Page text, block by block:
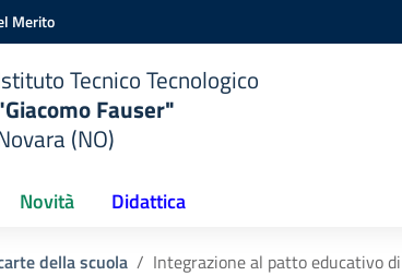
Merito
Tecnico Tecnologico
Fauser"
(NO)
Novità Didattica
della scuola Integrazione al patto educativo